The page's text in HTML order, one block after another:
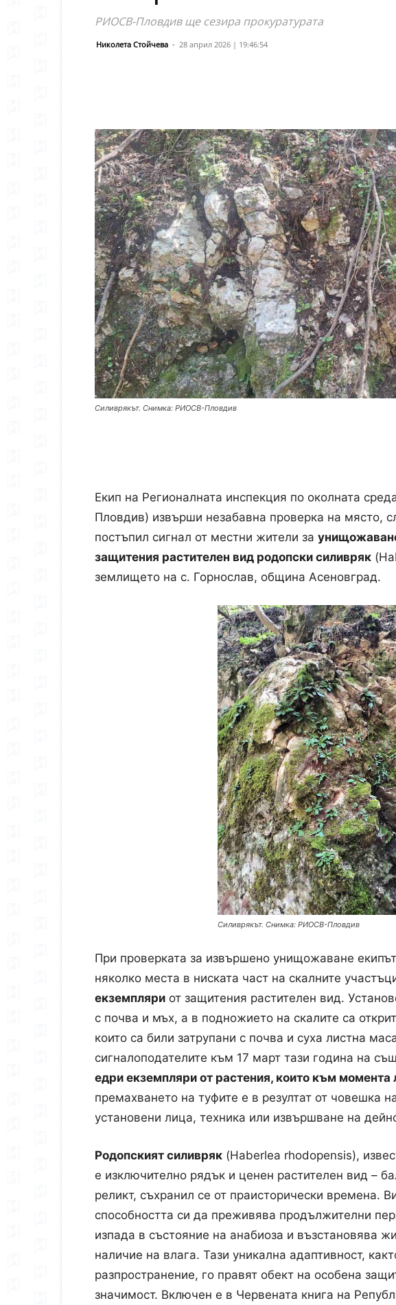
РИОСВ-Пловдив ще сезира прокуратурата
Николета Стойчева - 28 април 2026 | 19:46:54
Силиврякът. Снимка: РИОСВ-Пловдив
Екип на Регионалната инспекция по околната
Пловдив) извърши незабавна проверка на място,
постъпил сигнал от местни жители за
защитения растителен вид родопски силивряк
землището на с. Горнослав, община Асеновград.
Силиврякът. Снимка: РИОСВ-Пловдив
При проверката за извършено унищожаване
няколко места в ниската част на скалните
екземпляри от защитения растителен вид.
с почва и мъх, а в подножието на скалите са
които са били затрупани с почва и суха листна
сигналоподателите към 17 март тази година на
едри екземпляри от растения, които към момента
премахването на туфите е в резултат от човешка
установени лица, техника или извършване на
Родопският силивряк (Haberlea rhodopensis),
е изключително рядък и ценен растителен вид –
реликт, съхранил се от праисторически времена.
способността си да преживява продължителни
изпада в състояние на анабиоза и възстановява
наличие на влага. Тази уникална адаптивност,
разпространение, го правят обект на особена
значимост. Включен е в Червената книга на